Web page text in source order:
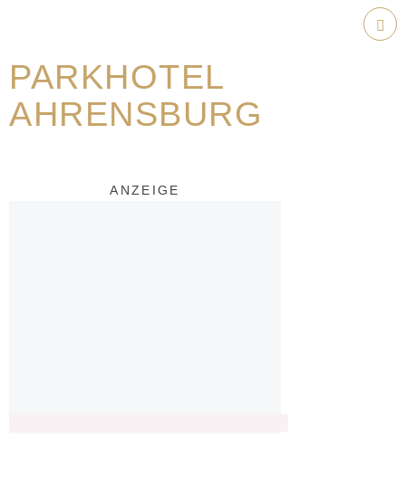
PARKHOTEL
AHRENSBURG
ANZEIGE